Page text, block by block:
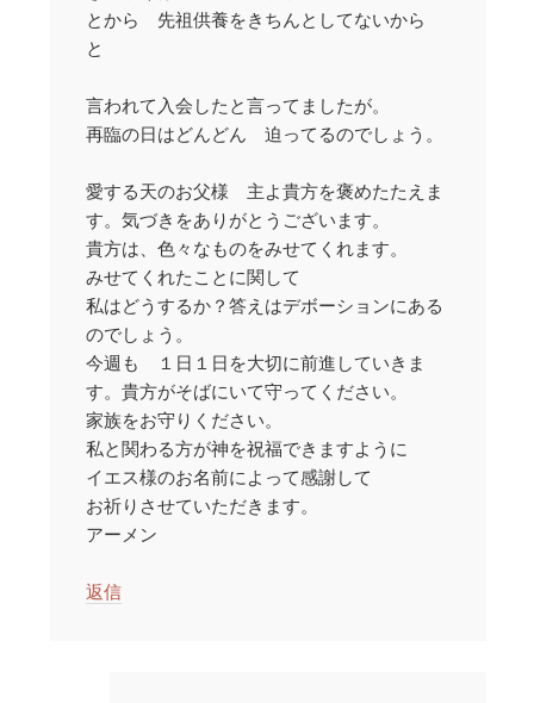
とから 先祖供養をきちんとしてないから
と
言われて入会したと言ってましたが。
再臨の日はどんどん 迫ってるのでしょう。
愛する天のお父様 主よ貴方を褒めたたえま
す。気づきをありがとうございます。
貴方は、色々なものをみせてくれます。
みせてくれたことに関して
私はどうするか？答えはデボーションにある
のでしょう。
今週も １日１日を大切に前進していきま
す。貴方がそばにいて守ってください。
家族をお守りください。
私と関わる方が神を祝福できますように
イエス様のお名前によって感謝して
お祈りさせていただきます。
アーメン
返信